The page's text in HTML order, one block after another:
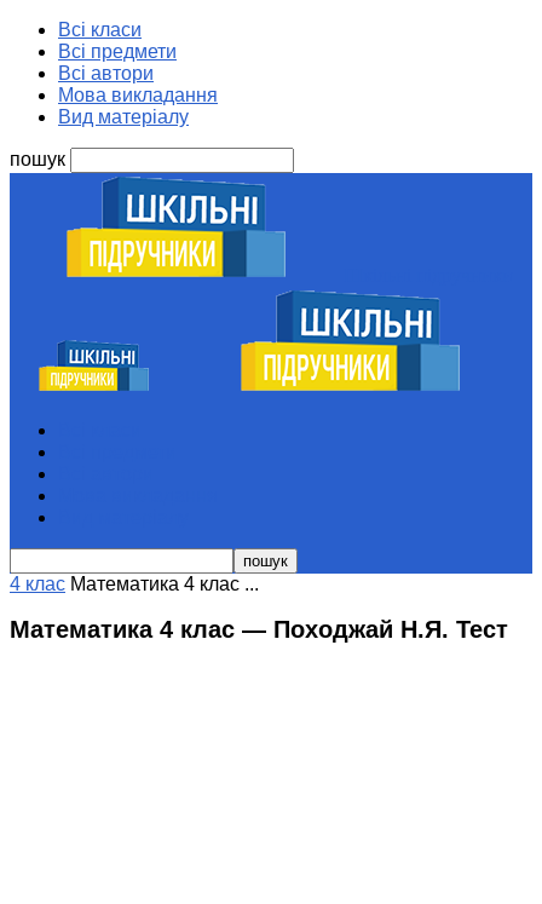
Всі класи
Всі предмети
Всі автори
Мова викладання
Вид матеріалу
пошук
4 клас Математика 4 клас ...
Математика 4 клас — Походжай Н.Я. Тест